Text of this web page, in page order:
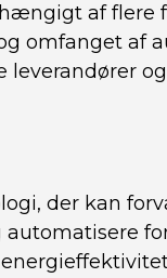
af flere
omfanget af
leverandører
der kan